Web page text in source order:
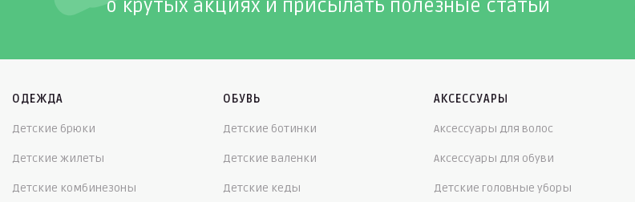
о крутых акциях и присылать полезные статьи
ОДЕЖДА
Детские брюки
Детские жилеты
Детские комбинезоны
ОБУВЬ
Детские ботинки
Детские валенки
Детские кеды
АКСЕССУАРЫ
Аксессуары для волос
Аксессуары для обуви
Детские головные уборы